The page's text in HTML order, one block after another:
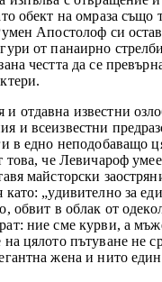
обект на омраза също
Апостолоф си
от панаирно
честта да се
отдавна известни
и всеизвестни
в едно неподобаващо
това, че Левичароф
майсторски
„удивително за
обвит в облак от
ние сме курви, а
цялото пътуване не
жена и нито